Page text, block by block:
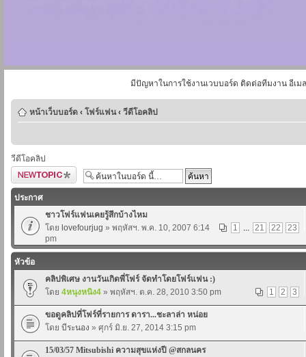
มีปัญหาในการใช้งานเวบบอร์ด ติดต่อทีมงาน อีเม
หน้าเว็บบอร์ด ‹ โฟร์แฟน ‹ วีดีโอคลิป
วีดีโอคลิป
ตั้งกระทู้ใหม่
ประกาศ
ชาวโฟร์แฟนเคยรู้สึกบ้างไหม
1
... 21 22 23
โดย lovefourjug » พฤหัสฯ. พ.ค. 10, 2007 6:14
pm
หัวข้อ
คลิปพิเศษ งานวันเกิดพี่โฟร์ จัดทำโดยโฟร์แฟน :)
1
2 3
โดย 4หนุงหนิง4 » พฤหัสฯ. ต.ค. 28, 2010 3:50 pm
ขอดูคลิปที่โฟร์ที่รายการ ดารา...ชะลาล่า หน่อย
โดย บีระนอง » ศุกร์ มิ.ย. 27, 2014 3:15 pm
15/03/57 Mitsubishi ความสุขแห่งปี @สกลนคร